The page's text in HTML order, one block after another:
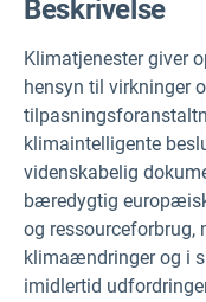
Beskrivelse
Klimatjenester giver
hensyn til virkninger
klimaintelligente
videnskabelig
bæredygtig
og ressourceforbrug,
klimaændringer og i
imidlertid